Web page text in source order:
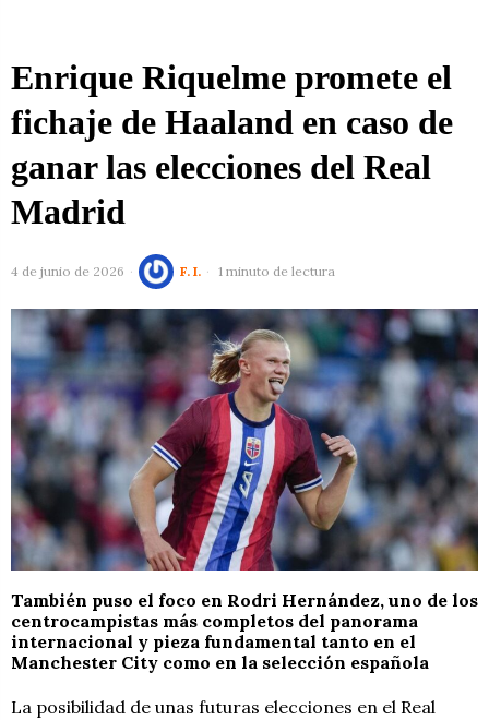
Enrique Riquelme promete el
fichaje de Haaland en caso de
ganar las elecciones del Real
Madrid
4 de junio de 2026 F. I. 1 minuto de lectura
También puso el foco en Rodri Hernández, uno de los
centrocampistas más completos del panorama
internacional y pieza fundamental tanto en el
Manchester City como en la selección española
La posibilidad de unas futuras elecciones en el Real